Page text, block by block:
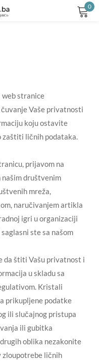
0
stranice
Vaše privatnosti
koju ostavite
zaštiti ličnih podataka.
prijavom na
društvenim
mreža,
naručivanjem artikla
igri u organizaciji
ste sa našom
da štiti Vašu privatnost i
u skladu sa
Kristali
prikupljene podatke
ili slučajnog pristupa
ili gubitka
oblika nezakonite
zloupotrebe ličnih
Lost password?